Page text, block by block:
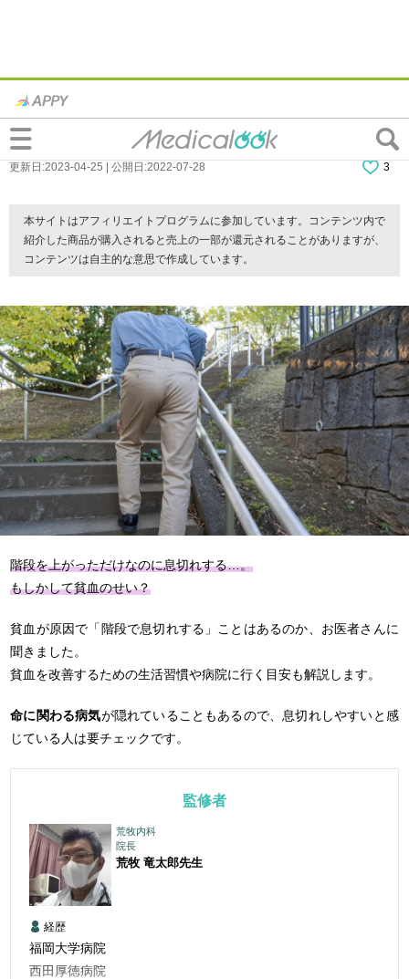
階段で息切れ…それって「貧血」かも？貧
血症状チェックや息苦しさの対処法も
更新日:2023-04-25 | 公開日:2022-07-28 3
本サイトはアフィリエイトプログラムに参加しています。コンテンツ内で
紹介した商品が購入されると売上の一部が還元されることがありますが、
コンテンツは自主的な意思で作成しています。
階段を上がっただけなのに息切れする…。
もしかして貧血のせい？
貧血が原因で「階段で息切れする」ことはあるのか、お医者さんに
聞きました。
貧血を改善するための生活習慣や病院に行く目安も解説します。
命に関わる病気が隠れていることもあるので、息切れしやすいと感
じている人は要チェックです。
監修者
荒牧内科
院長
荒牧 竜太郎先生
経歴
福岡大学病院
西田厚徳病院